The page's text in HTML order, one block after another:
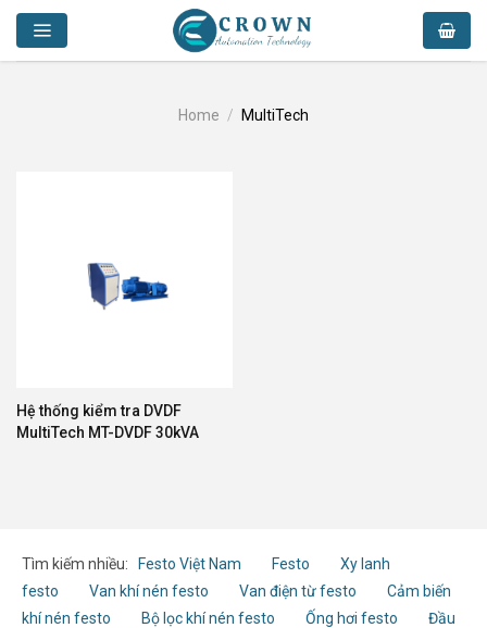
Skip
content
Home / MultiTech
Hệ thống kiểm tra DVDF
MultiTech MT-DVDF 30kVA
Tìm kiếm nhiều: Festo Việt Nam Festo
Xy lanh
festo
Van khí nén festo Van điện từ festo
Cảm biến
khí nén festo
Bộ lọc khí nén festo Ống hơi festo
Đầu